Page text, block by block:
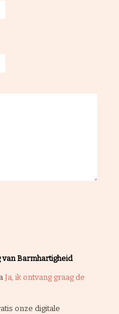
Barmhartigheid
Ja, ik ontvang graag de
onze digitale